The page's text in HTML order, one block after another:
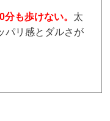
も歩けない。 太
パリ感とダルさが